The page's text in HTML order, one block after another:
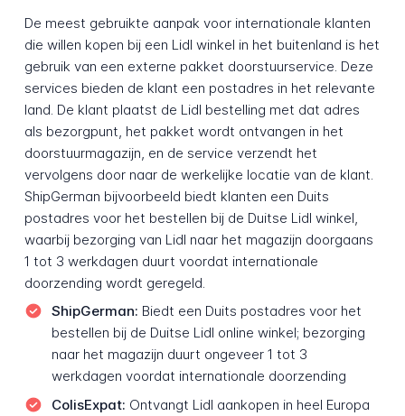
De meest gebruikte aanpak voor internationale klanten
die willen kopen bij een Lidl winkel in het buitenland is het
gebruik van een externe pakket doorstuurservice. Deze
services bieden de klant een postadres in het relevante
land. De klant plaatst de Lidl bestelling met dat adres
als bezorgpunt, het pakket wordt ontvangen in het
doorstuurmagazijn, en de service verzendt het
vervolgens door naar de werkelijke locatie van de klant.
ShipGerman bijvoorbeeld biedt klanten een Duits
postadres voor het bestellen bij de Duitse Lidl winkel,
waarbij bezorging van Lidl naar het magazijn doorgaans
1 tot 3 werkdagen duurt voordat internationale
doorzending wordt geregeld.
ShipGerman: Biedt een Duits postadres voor het
bestellen bij de Duitse Lidl online winkel; bezorging
naar het magazijn duurt ongeveer 1 tot 3
werkdagen voordat internationale doorzending
ColisExpat: Ontvangt Lidl aankopen in heel Europa